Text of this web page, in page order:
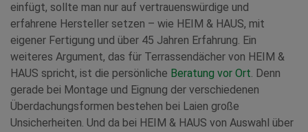
einfügt, sollte man nur auf vertrauenswürdige und
erfahrene Hersteller setzen – wie HEIM & HAUS, mit
eigener Fertigung und über 45 Jahren Erfahrung. Ein
weiteres Argument, das für Terrassendächer von HEIM &
HAUS spricht, ist die persönliche Beratung vor Ort. Denn
gerade bei Montage und Eignung der verschiedenen
Überdachungsformen bestehen bei Laien große
Unsicherheiten. Und da bei HEIM & HAUS von Auswahl über